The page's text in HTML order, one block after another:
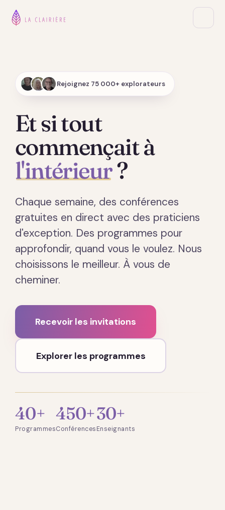
Rejoignez 75 000+ explorateurs
Et si tout
commençait à
l'intérieur?
Chaque semaine, des conférences
gratuites en direct avec des praticiens
d'exception. Des programmes pour
approfondir, quand vous le voulez. Nous
choisissons le meilleur. À vous de
cheminer.
Recevoir les invitations
Explorer les programmes
40+
Programmes
450+
Conférences
30+
Enseignants